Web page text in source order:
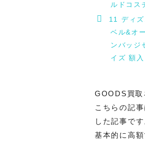
ルドコス
11
ディ
ベル&オ
ンバッジ
イズ 額入
GOODS買取
こちらの記
した記事です
基本的に高